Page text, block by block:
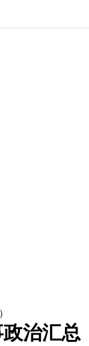
治汇总